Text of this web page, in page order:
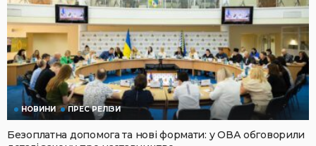
НОВИНИ ПРЕС РЕЛІЗИ
Безоплатна допомога та нові формати: у ОВА обговорили